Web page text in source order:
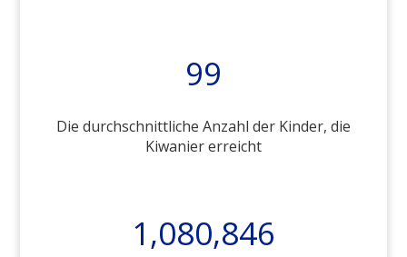
99
Die durchschnittliche Anzahl der Kinder, die
Kiwanier erreicht
1,080,846